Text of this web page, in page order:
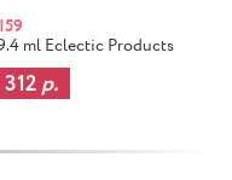
I59
ml Eclectic Products
312 р.